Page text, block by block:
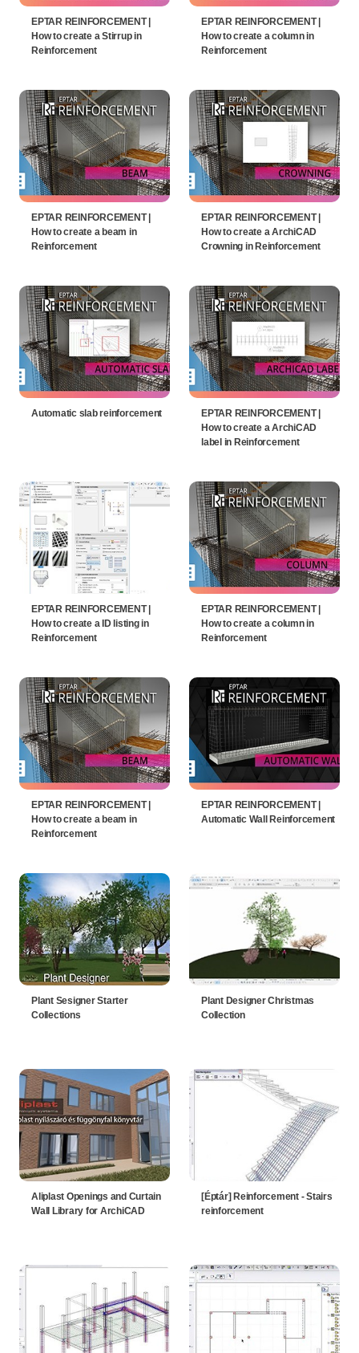
EPTAR REINFORCEMENT |
How to create a Stirrup in
Reinforcement
EPTAR REINFORCEMENT |
How to create a column in
Reinforcement
EPTAR REINFORCEMENT |
How to create a beam in
Reinforcement
EPTAR REINFORCEMENT |
How to create a ArchiCAD
Crowning in Reinforcement
Automatic slab reinforcement
EPTAR REINFORCEMENT |
How to create a ArchiCAD
label in Reinforcement
EPTAR REINFORCEMENT |
How to create a ID listing in
Reinforcement
EPTAR REINFORCEMENT |
How to create a column in
Reinforcement
EPTAR REINFORCEMENT |
How to create a beam in
Reinforcement
EPTAR REINFORCEMENT |
Automatic Wall Reinforcement
Plant Sesigner Starter
Collections
Plant Designer Christmas
Collection
Aliplast Openings and Curtain
Wall Library for ArchiCAD
[Éptár] Reinforcement - Stairs
reinforcement